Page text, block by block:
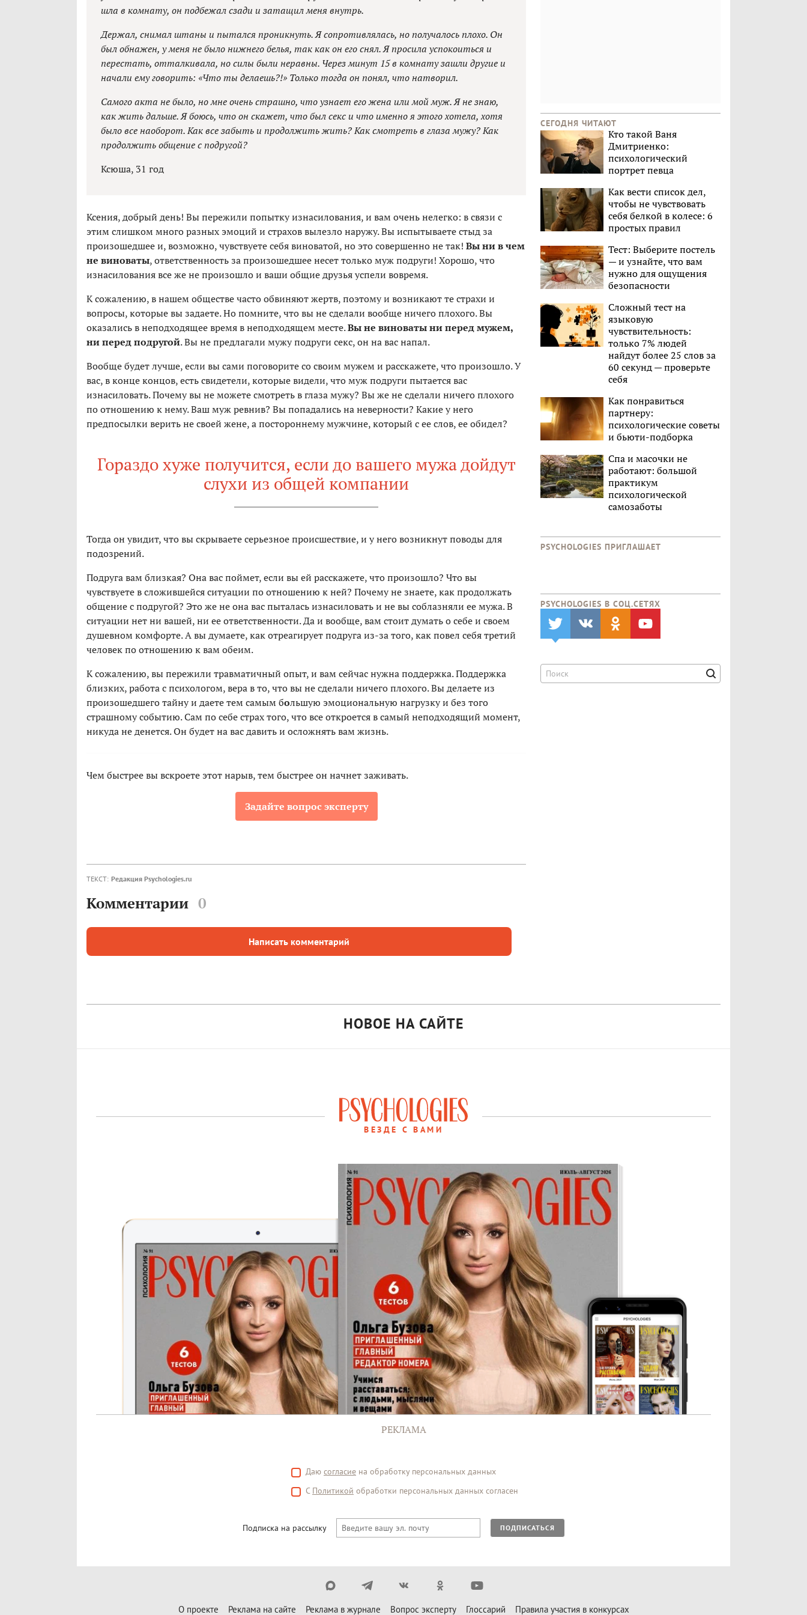
шла в комнату, он подбежал сзади и затащил меня внутрь.
Держал, снимал штаны и пытался проникнуть. Я сопротивлялась, но получалось плохо. Он
был обнажен, у меня не было нижнего белья, так как он его снял. Я просила успокоиться и
перестать, отталкивала, но силы были неравны. Через минут 15 в комнату зашли другие и
начали ему говорить: «Что ты делаешь?!» Только тогда он понял, что натворил.
Самого акта не было, но мне очень страшно, что узнает его жена или мой муж. Я не знаю,
как жить дальше. Я боюсь, что он скажет, что был секс и что именно я этого хотела, хотя
было все наоборот. Как все забыть и продолжить жить? Как смотреть в глаза мужу? Как
продолжить общение с подругой?
Ксюша, 31 год
Ксения, добрый день! Вы пережили попытку изнасилования, и вам очень нелегко: в связи с
этим слишком много разных эмоций и страхов вылезло наружу. Вы испытываете стыд за
произошедшее и, возможно, чувствуете себя виноватой, но это совершенно не так! Вы ни в чем
не виноваты, ответственность за произошедшее несет только муж подруги! Хорошо, что
изнасилования все же не произошло и ваши общие друзья успели вовремя.
К сожалению, в нашем обществе часто обвиняют жертв, поэтому и возникают те страхи и
вопросы, которые вы задаете. Но помните, что вы не сделали вообще ничего плохого. Вы
оказались в неподходящее время в неподходящем месте.Вы не виноваты ни перед мужем,
ни перед подругой. Вы не предлагали мужу подруги секс, он на вас напал.
Вообще будет лучше, если вы сами поговорите со своим мужем и расскажете, что произошло. У
вас, в конце концов, есть свидетели, которые видели, что муж подруги пытается вас
изнасиловать. Почему вы не можете смотреть в глаза мужу? Вы же не сделали ничего плохого
по отношению к нему. Ваш муж ревнив? Вы попадались на неверности? Какие у него
предпосылки верить не своей жене, а постороннему мужчине, который с ее слов, ее обидел?
Гораздо хуже получится, если до вашего мужа дойдут
слухи из общей компании
Тогда он увидит, что вы скрываете серьезное происшествие, и у него возникнут поводы для
подозрений.
Подруга вам близкая? Она вас поймет, если вы ей расскажете, что произошло? Что вы
чувствуете в сложившейся ситуации по отношению к ней? Почему не знаете, как продолжать
общение с подругой? Это же не она вас пыталась изнасиловать и не вы соблазняли ее мужа. В
ситуации нет ни вашей, ни ее ответственности. Да и вообще, вам стоит думать о себе и своем
душевном комфорте. А вы думаете, как отреагирует подруга из-за того, как повел себя третий
человек по отношению к вам обеим.
К сожалению, вы пережили травматичный опыт, и вам сейчас нужна поддержка. Поддержка
близких, работа с психологом, вера в то, что вы не сделали ничего плохого. Вы делаете из
произошедшего тайну и даете тем самым большую эмоциональную нагрузку и без того
страшному событию. Сам по себе страх того, что все откроется в самый неподходящий момент,
никуда не денется. Он будет на вас давить и осложнять вам жизнь.
Чем быстрее вы вскроете этот нарыв, тем быстрее он начнет заживать.
Задайте вопрос эксперту
ТЕКСТ: Редакция Psychologies.ru
Комментарии 0
Написать комментарий
СЕГОДНЯ ЧИТАЮТ
Кто такой Ваня
Дмитриенко:
психологический
портрет певца
Как вести список дел,
чтобы не чувствовать
себя белкой в колесе: 6
простых правил
Тест: Выберите постель
— и узнайте, что вам
нужно для ощущения
безопасности
Сложный тест на
языковую
чувствительность:
только 7% людей
найдут более 25 слов за
60 секунд — проверьте
себя
Как понравиться
партнеру:
психологические советы
и бьюти-подборка
Спа и масочки не
работают: большой
практикум
психологической
самозаботы
PSYCHOLOGIES ПРИГЛАШАЕТ
PSYCHOLOGIES В CОЦ.СЕТЯХ
НОВОЕ НА САЙТЕ
ВЕЗДЕ С ВАМИ
РЕКЛАМА
Даю согласие на обработку персональных данных
С Политикой обработки персональных данных согласен
Подписка на рассылку ПОДПИСАТЬСЯ
О проекте Реклама на сайте Реклама в журнале Вопрос эксперту Глоссарий Правила участия в конкурсах